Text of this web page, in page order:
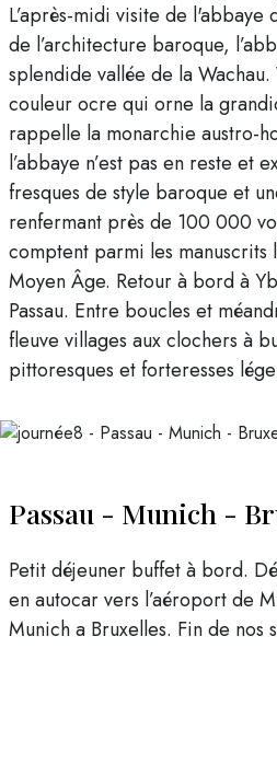
L’après-midi visite de l'abbaye
de l’architecture baroque,
splendide vallée de la
couleur ocre qui orne la
rappelle la monarchie austro-
l’abbaye n’est pas en reste et
fresques de style baroque et
renfermant près de 100 000
comptent parmi les manuscrits
Moyen Âge. Retour à bord à
Passau. Entre boucles et
fleuve villages aux clochers à
pittoresques et forteresses
Passau - Munich -
Petit déjeuner buffet à bord.
en autocar vers l’aéroport de
Munich a Bruxelles. Fin de nos